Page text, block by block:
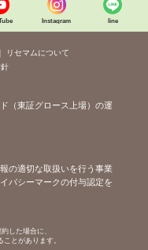
Instagram line
リセマムについて
（東証グロース上場）の運
の適切な取扱いを行う事業
バシーマークの付与認定を
した場合に、
とがあります。